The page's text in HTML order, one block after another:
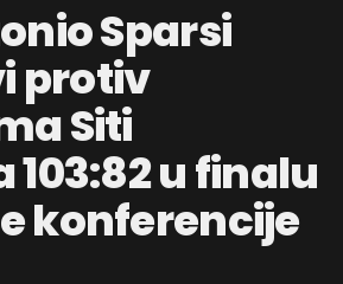
Sparsi
protiv
Siti
103:82 u finalu
konferencije